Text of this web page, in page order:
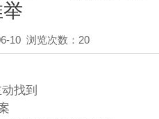
10 浏览次数： 20
找到